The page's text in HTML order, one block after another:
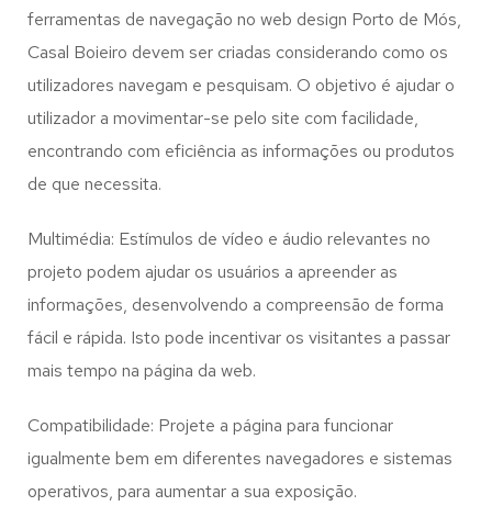
ferramentas de navegação no web design Porto de Mós,
Casal Boieiro devem ser criadas considerando como os
utilizadores navegam e pesquisam. O objetivo é ajudar o
utilizador a movimentar-se pelo site com facilidade,
encontrando com eficiência as informações ou produtos
de que necessita.
Multimédia: Estímulos de vídeo e áudio relevantes no
projeto podem ajudar os usuários a apreender as
informações, desenvolvendo a compreensão de forma
fácil e rápida. Isto pode incentivar os visitantes a passar
mais tempo na página da web.
Compatibilidade: Projete a página para funcionar
igualmente bem em diferentes navegadores e sistemas
operativos, para aumentar a sua exposição.